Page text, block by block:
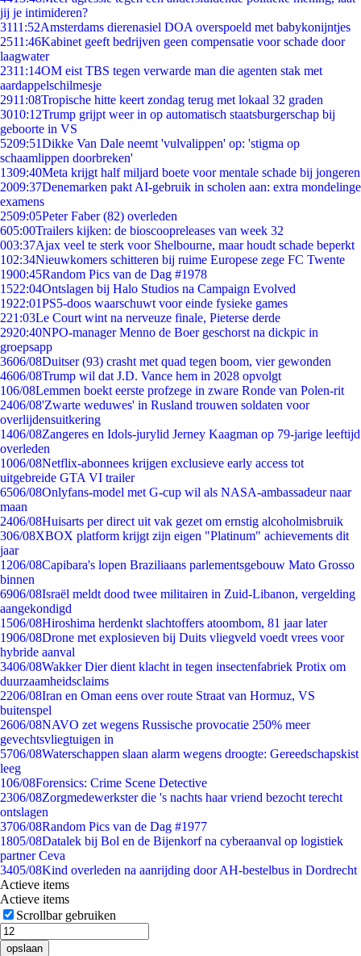
jij je intimideren?
3111:52Amsterdams dierenasiel DOA overspoeld met babykonijntjes
2511:46Kabinet geeft bedrijven geen compensatie voor schade door
laagwater
2311:14OM eist TBS tegen verwarde man die agenten stak met
aardappelschilmesje
2911:08Tropische hitte keert zondag terug met lokaal 32 graden
3010:12Trump grijpt weer in op automatisch staatsburgerschap bij
geboorte in VS
5209:51Dikke Van Dale neemt 'vulvalippen' op: 'stigma op
schaamlippen doorbreken'
1309:40Meta krijgt half miljard boete voor mentale schade bij jongeren
2009:37Denemarken pakt AI-gebruik in scholen aan: extra mondelinge
examens
2509:05Peter Faber (82) overleden
605:00Trailers kijken: de bioscoopreleases van week 32
003:37Ajax veel te sterk voor Shelbourne, maar houdt schade beperkt
102:34Nieuwkomers schitteren bij ruime Europese zege FC Twente
1900:45Random Pics van de Dag #1978
1522:04Ontslagen bij Halo Studios na Campaign Evolved
1922:01PS5-doos waarschuwt voor einde fysieke games
221:03Le Court wint na nerveuze finale, Pieterse derde
2920:40NPO-manager Menno de Boer geschorst na dickpic in
groepsapp
3606/08Duitser (93) crasht met quad tegen boom, vier gewonden
4606/08Trump wil dat J.D. Vance hem in 2028 opvolgt
106/08Lemmen boekt eerste profzege in zware Ronde van Polen-rit
2406/08'Zwarte weduwes' in Rusland trouwen soldaten voor
overlijdensuitkering
1406/08Zangeres en Idols-jurylid Jerney Kaagman op 79-jarige leeftijd
overleden
1006/08Netflix-abonnees krijgen exclusieve early access tot
uitgebreide GTA VI trailer
6506/08Onlyfans-model met G-cup wil als NASA-ambassadeur naar
maan
2406/08Huisarts per direct uit vak gezet om ernstig alcoholmisbruik
306/08XBOX platform krijgt zijn eigen "Platinum" achievements dit
jaar
1206/08Capibara's lopen Braziliaans parlementsgebouw Mato Grosso
binnen
6906/08Israël meldt dood twee militairen in Zuid-Libanon, vergelding
aangekondigd
1506/08Hiroshima herdenkt slachtoffers atoombom, 81 jaar later
1906/08Drone met explosieven bij Duits vliegveld voedt vrees voor
hybride aanval
3406/08Wakker Dier dient klacht in tegen insectenfabriek Protix om
duurzaamheidsclaims
2206/08Iran en Oman eens over route Straat van Hormuz, VS
buitenspel
2606/08NAVO zet wegens Russische provocatie 250% meer
gevechtsvliegtuigen in
5706/08Waterschappen slaan alarm wegens droogte: Gereedschapskist
leeg
106/08Forensics: Crime Scene Detective
2306/08Zorgmedewerkster die 's nachts haar vriend bezocht terecht
ontslagen
3706/08Random Pics van de Dag #1977
1805/08Datalek bij Bol en de Bijenkorf na cyberaanval op logistiek
partner Ceva
3405/08Kind overleden na aanrijding door AH-bestelbus in Dordrecht
Actieve items
Actieve items
Scrollbar gebruiken
opslaan